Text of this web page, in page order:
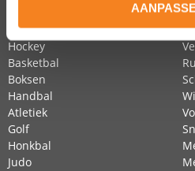
Paardensport
Hockey
Basketbal
Boksen
Handbal
Atletiek
Golf
Honkbal
Judo